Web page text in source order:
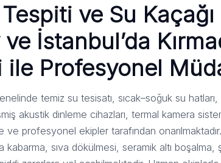
ve Su
İstanbul’da
ile Profesyonel
temiz su tesisatı, sıcak–soğuk su
akustik dinleme cihazları, termal kamera
ve profesyonel ekipler tarafından
kabarma, sıva dökülmesi, seramik altı